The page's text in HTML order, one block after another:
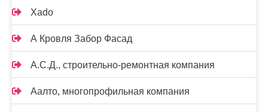
Xado
А Кровля Забор Фасад
А.С.Д., строительно-ремонтная компания
Аалто, многопрофильная компания